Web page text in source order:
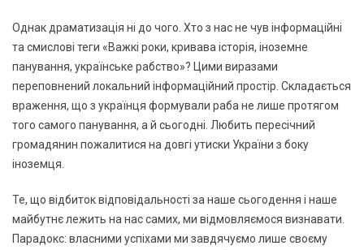
Однак драматизація ні до чого. Хто з нас не чув інформаційні
та смислові теги «Важкі роки, кривава історія, іноземне
панування, українське рабство»? Цими виразами
переповнений локальний інформаційний простір. Складається
враження, що з українця формували раба не лише протягом
того самого панування, а й сьогодні. Любить пересічний
громадянин пожалитися на довгі утиски України з боку
іноземця.
Те, що відбиток відповідальності за наше сьогодення і наше
майбутнє лежить на нас самих, ми відмовляємося визнавати.
Парадокс: власними успіхами ми завдячуємо лише своєму